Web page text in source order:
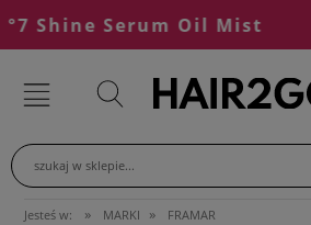
Shine Serum Oil Mist
szukaj w sklepie...
Jesteś w: » MARKI » FRAMAR